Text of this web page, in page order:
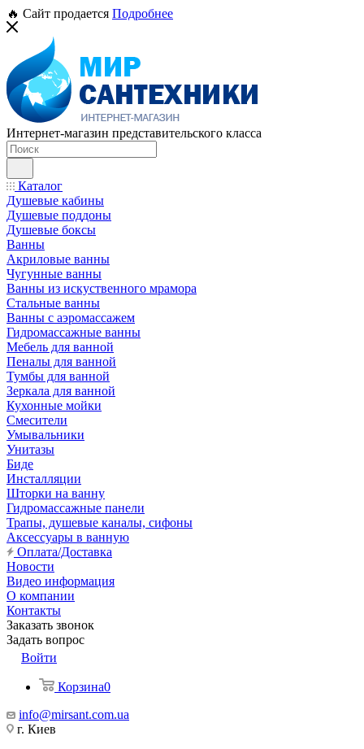
🔥 Сайт продается Подробнее
Интернет-магазин представительского класса
Каталог
Душевые кабины
Душевые поддоны
Душевые боксы
Ванны
Акриловые ванны
Чугунные ванны
Ванны из искуственного мрамора
Стальные ванны
Ванны с аэромассажем
Гидромассажные ванны
Мебель для ванной
Пеналы для ванной
Тумбы для ванной
Зеркала для ванной
Кухонные мойки
Смесители
Умывальники
Унитазы
Биде
Инсталляции
Шторки на ванну
Гидромассажные панели
Трапы, душевые каналы, сифоны
Аксессуары в ванную
Оплата/Доставка
Новости
Видео информация
О компании
Контакты
Заказать звонок
Задать вопрос
Войти
Корзина0
info@mirsant.com.ua
г. Киев